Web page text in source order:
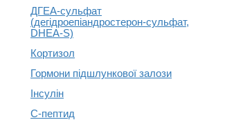
ДГЕА-сульфат
(дегідроепіандростерон-сульфат,
DHEA-S)
Кортизол
Гормони підшлункової залози
Інсулін
С-пептид